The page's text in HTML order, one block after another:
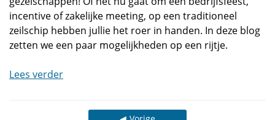
incentive of zakelijke meeting, op een traditioneel
zeilschip hebben jullie het roer in handen. In deze blog
zetten we een paar mogelijkheden op een rijtje.
Lees verder